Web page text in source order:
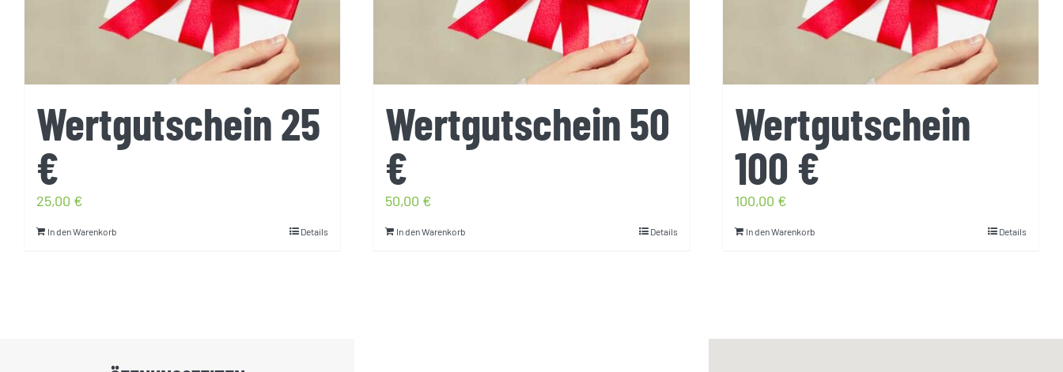
Wertgutschein 25
€
25,00 €
In den Warenkorb Details
Wertgutschein 50
€
50,00 €
In den Warenkorb Details
Wertgutschein
100 €
100,00 €
In den Warenkorb Details